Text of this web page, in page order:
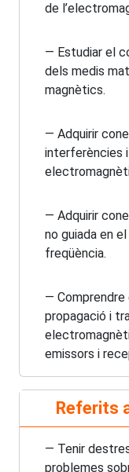
de
— Estudiar el
dels medis
magnètics.
— Adquirir
interferències
— Adquirir
no guiada en
freqüència.
—
propagació i
emissors i
Referits
— Tenir
problemes